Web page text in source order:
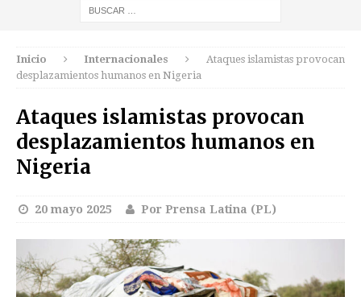
Inicio Internacionales
Ataques islamistas provocan
desplazamientos humanos en Nigeria
Ataques islamistas provocan
desplazamientos humanos en
Nigeria
20 mayo 2025 Por Prensa Latina (PL)